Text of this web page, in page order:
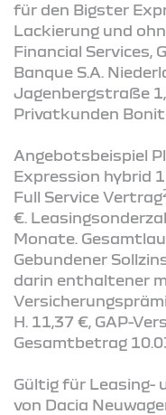
für den Bigster
Lackierung und
Financial Services,
Banque S.A.
Jagenbergstraße
Privatkunden
Angebotsbeispiel
Expression hybrid
Full Service Vertrag
€.
Monate.
Gebundener
darin enthaltener
H. 11,37 €, GAP-
Gesamtbetrag
Gültig für Leasing-
von Dacia